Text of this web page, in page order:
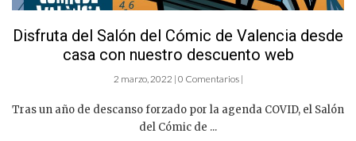
Disfruta del Salón del Cómic de Valencia desde
casa con nuestro descuento web
2 marzo, 2022 | 0 Comentarios |
Tras un año de descanso forzado por la agenda COVID, el Salón
del Cómic de ...